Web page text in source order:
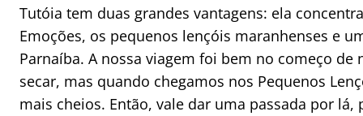
Tutóia tem duas grandes vantagens: ela
Emoções, os pequenos lençóis maranhenses e
Parnaíba. A nossa viagem foi bem no começo
secar, mas quando chegamos nos Pequenos
mais cheios. Então, vale dar uma passada por